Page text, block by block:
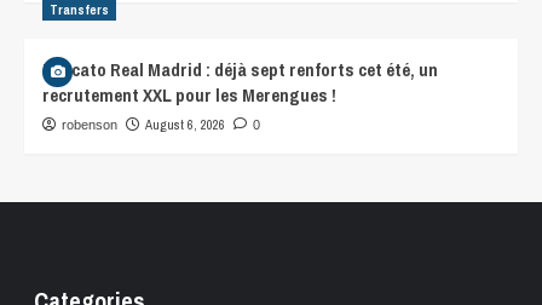
Transfers
Mercato Real Madrid : déjà sept renforts cet été, un
recrutement XXL pour les Merengues !
robenson August 6, 2026 0